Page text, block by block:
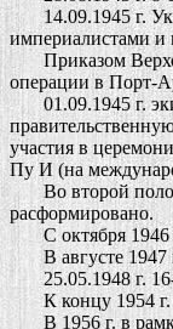
14.09.1945 г.
империалистами
Приказом
операции в Порт-
01.09.1945 г.
участия в
Пу И (на
Во второй
расформировано.
С октября 1946
В августе 1947 г.
25.05.1948 г. 16-
К концу 1954 г.
В 1956 г. в